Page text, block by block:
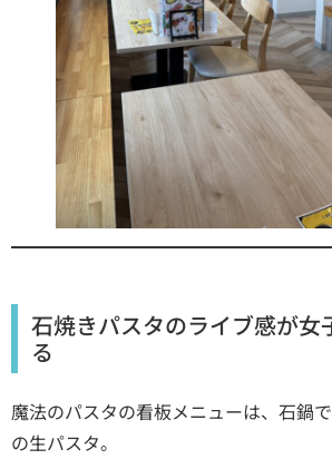
石焼きパスタのライブ感が女
る
魔法のパスタの看板メニューは、石鍋
の生パスタ。